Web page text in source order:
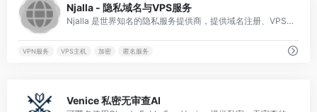
Njalla - 隐私域名与VPS服务
Njalla 是世界知名的隐私服务提供商，提供域名注册、VPS 主机和 VPN 服务，注重匿名性和数据保护，适合追求隐私的用户。
VPN服务 VPS主机 加密 匿名服务
Venice 私密无审查AI